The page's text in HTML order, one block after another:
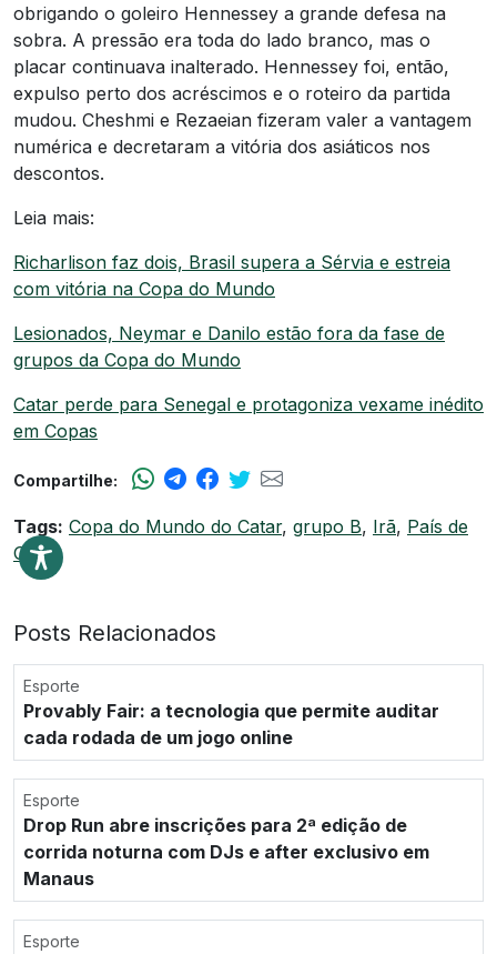
obrigando o goleiro Hennessey a grande defesa na
sobra. A pressão era toda do lado branco, mas o
placar continuava inalterado. Hennessey foi, então,
expulso perto dos acréscimos e o roteiro da partida
mudou. Cheshmi e Rezaeian fizeram valer a vantagem
numérica e decretaram a vitória dos asiáticos nos
descontos.
Leia mais:
Richarlison faz dois, Brasil supera a Sérvia e estreia
com vitória na Copa do Mundo
Lesionados, Neymar e Danilo estão fora da fase de
grupos da Copa do Mundo
Catar perde para Senegal e protagoniza vexame inédito
em Copas
Compartilhe:
Tags: Copa do Mundo do Catar, grupo B, Irã, País de
Gales
Posts Relacionados
Esporte
Provably Fair: a tecnologia que permite auditar
cada rodada de um jogo online
Esporte
Drop Run abre inscrições para 2ª edição de
corrida noturna com DJs e after exclusivo em
Manaus
Esporte